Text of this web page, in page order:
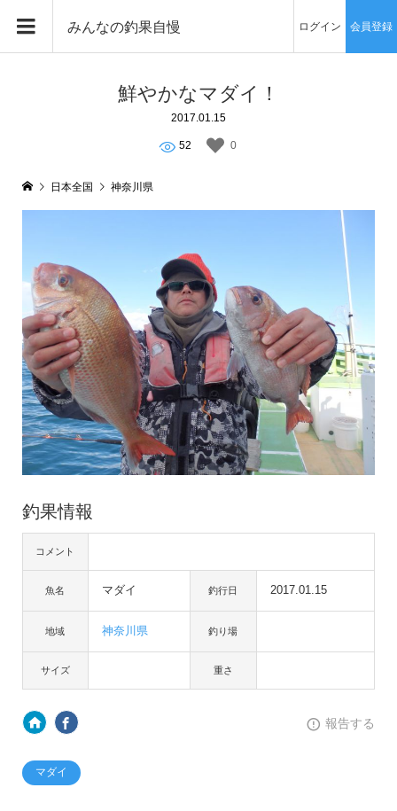
みんなの釣果自慢 ログイン 会員登録
鮮やかなマダイ！
2017.01.15
52 0
日本全国 神奈川県
釣果情報
コメント
魚名 マダイ 釣行日 2017.01.15
地域 神奈川県 釣り場
サイズ 重さ
報告する
マダイ